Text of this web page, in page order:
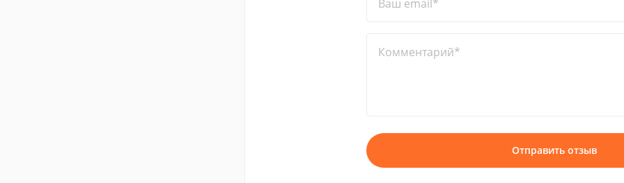
Ваш email*
Комментарий*
Отправить отзыв